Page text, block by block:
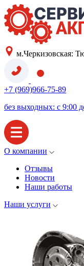
м.Черкизовская:
+7 (969)966-75-89
без выходных: с 9:00
О компании
Отзывы
Новости
Наши работы
Наши услуги